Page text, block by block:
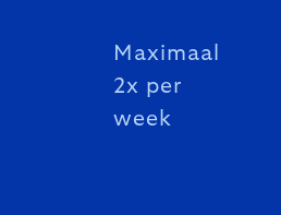
Maximaal
2x per
week